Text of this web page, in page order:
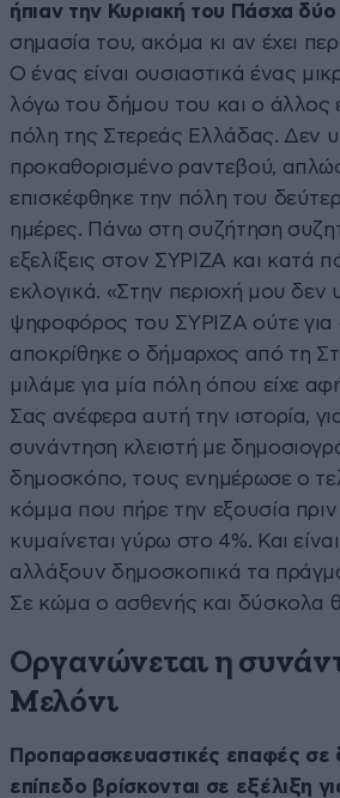
ήπιαν την Κυριακή του Πάσχα δύο
σημασία του, ακόμα κι αν έχει
Ο ένας είναι ουσιαστικά ένας
λόγω του δήμου του και ο άλλος
πόλη της Στερεάς Ελλάδας. Δεν
προκαθορισμένο ραντεβού,
επισκέφθηκε την πόλη του
ημέρες. Πάνω στη συζήτηση
εξελίξεις στον ΣΥΡΙΖΑ και κατά
εκλογικά. «Στην περιοχή μου δεν
ψηφοφόρος του ΣΥΡΙΖΑ ούτε για
αποκρίθηκε ο δήμαρχος από τη
μιλάμε για μία πόλη όπου είχε
Σας ανέφερα αυτή την ιστορία,
συνάντηση κλειστή με
δημοσκόπο, τους ενημέρωσε ο
κόμμα που πήρε την εξουσία πριν
κυμαίνεται γύρω στο 4%. Και
αλλάξουν δημοσκοπικά τα
Σε κώμα ο ασθενής και δύσκολα
Οργανώνεται η
Μελόνι
Προπαρασκευαστικές επαφές σε
επίπεδο βρίσκονται σε εξέλιξη